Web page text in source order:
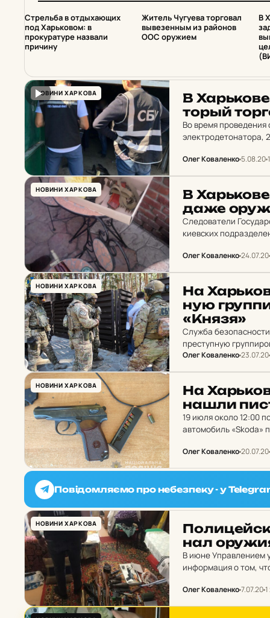
Стрельба в отдыхающих
под Харьковом: в
прокуратуре назвали
причину
Житель Чугуева торговал
вывезенным из районов
ООС оружием
В
НОВИНИ ХАРКОВА
В
торый
Во время проведения
электродетонатора,
Олег Коваленко5.08.20
НОВИНИ ХАРКОВА
В
да­же
Следователи
киевских
Олег Коваленко24.07.20
НОВИНИ ХАРКОВА
На
ную
«Князя»
Служба
преступную
лидеров и активных
Олег Коваленко23.07.20
НОВИНИ ХАРКОВА
На
нашли
19 июля около 12:00
автомобиль «Skoda»
Олег Коваленко20.07.20
Повідомляємо про небезпеку - у
НОВИНИ ХАРКОВА
нал
В июне Управлением
информация о том,
Олег Коваленко7.07.201